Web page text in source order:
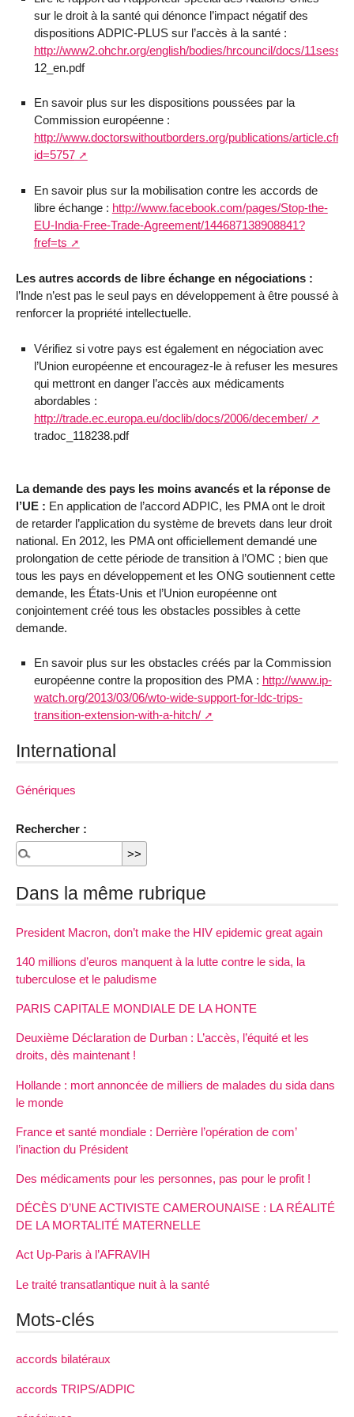
sur le droit à la santé qui dénonce l’impact négatif des
dispositions ADPIC-PLUS sur l’accès à la santé :
http://www2.ohchr.org/english/bodies/hrcouncil/docs/
12_en.pdf
En savoir plus sur les dispositions poussées par la
Commission européenne :
http://www.doctorswithoutborders.org/publications/article.cfm?
id=5757
En savoir plus sur la mobilisation contre les accords de
libre échange : http://www.facebook.com/pages/Stop-the-
EU-India-Free-Trade-Agreement/144687138908841?
fref=ts
Les autres accords de libre échange en négociations :
l’Inde n’est pas le seul pays en développement à être poussé à
renforcer la propriété intellectuelle.
Vérifiez si votre pays est également en négociation avec
l’Union européenne et encouragez-le à refuser les mesures
qui mettront en danger l’accès aux médicaments
abordables :
http://trade.ec.europa.eu/doclib/docs/2006/december/
tradoc_118238.pdf
La demande des pays les moins avancés et la réponse de
l’UE : En application de l’accord ADPIC, les PMA ont le droit
de retarder l’application du système de brevets dans leur droit
national. En 2012, les PMA ont officiellement demandé une
prolongation de cette période de transition à l’OMC ; bien que
tous les pays en développement et les ONG soutiennent cette
demande, les États-Unis et l’Union européenne ont
conjointement créé tous les obstacles possibles à cette
demande.
En savoir plus sur les obstacles créés par la Commission
européenne contre la proposition des PMA : http://www.ip-
watch.org/2013/03/06/wto-wide-support-for-ldc-trips-
transition-extension-with-a-hitch/
International
Génériques
Rechercher :
Dans la même rubrique
President Macron, don’t make the HIV epidemic great again
140 millions d’euros manquent à la lutte contre le sida, la
tuberculose et le paludisme
PARIS CAPITALE MONDIALE DE LA HONTE
Deuxième Déclaration de Durban : L’accès, l’équité et les
droits, dès maintenant !
Hollande : mort annoncée de milliers de malades du sida dans
le monde
France et santé mondiale : Derrière l’opération de com’
l’inaction du Président
Des médicaments pour les personnes, pas pour le profit !
DÉCÈS D’UNE ACTIVISTE CAMEROUNAISE : LA RÉALITÉ
DE LA MORTALITÉ MATERNELLE
Act Up-Paris à l’AFRAVIH
Le traité transatlantique nuit à la santé
Mots-clés
accords bilatéraux
accords TRIPS/ADPIC